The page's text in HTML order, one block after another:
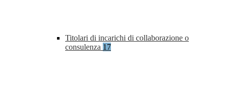
Titolari di incarichi di collaborazione o
consulenza 17